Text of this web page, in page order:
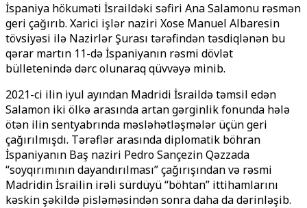
İspaniya hökuməti İsraildəki səfiri Ana Salamonu rəsmən
geri çağırıb. Xarici işlər naziri Xose Manuel Albaresin
tövsiyəsi ilə Nazirlər Şurası tərəfindən təsdiqlənən bu
qərar martın 11-də İspaniyanın rəsmi dövlət
bülletenində dərc olunaraq qüvvəyə minib.
2021-ci ilin iyul ayından Madridi İsraildə təmsil edən
Salamon iki ölkə arasında artan gərginlik fonunda hələ
ötən ilin sentyabrında məsləhətləşmələr üçün geri
çağırılmışdı. Tərəflər arasında diplomatik böhran
İspaniyanın Baş naziri Pedro SançezinQəzzada
“soyqırımının dayandırılması” çağırışından və rəsmi
Madridin İsrailin irəli sürdüyü “böhtan” ittihamlarını
kəskin şəkildə pisləməsindən sonra daha da dərinləşib.